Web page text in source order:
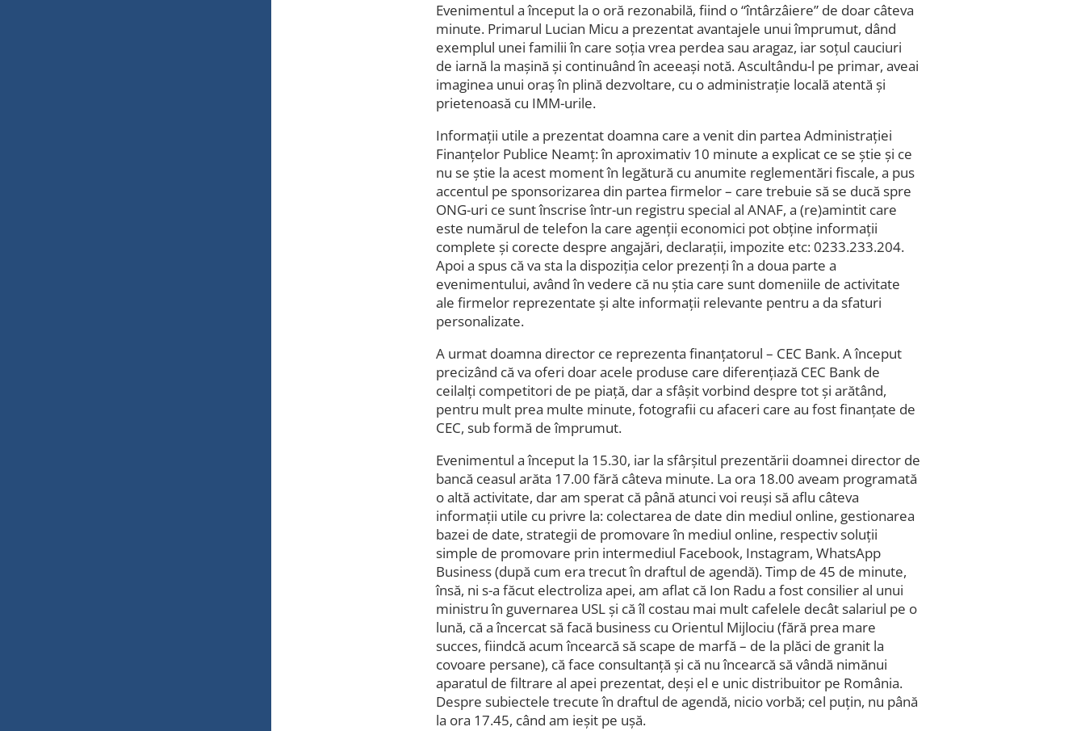
Evenimentul a început la o oră rezonabilă, fiind o “întârzâiere” de doar câteva
minute. Primarul Lucian Micu a prezentat avantajele unui împrumut, dând
exemplul unei familii în care soția vrea perdea sau aragaz, iar soțul cauciuri
de iarnă la mașină și continuând în aceeași notă. Ascultându-l pe primar, aveai
imaginea unui oraș în plină dezvoltare, cu o administrație locală atentă și
prietenoasă cu IMM-urile.
Informații utile a prezentat doamna care a venit din partea Administrației
Finanțelor Publice Neamț: în aproximativ 10 minute a explicat ce se știe și ce
nu se știe la acest moment în legătură cu anumite reglementări fiscale, a pus
accentul pe sponsorizarea din partea firmelor – care trebuie să se ducă spre
ONG-uri ce sunt înscrise într-un registru special al ANAF, a (re)amintit care
este numărul de telefon la care agenții economici pot obține informații
complete și corecte despre angajări, declarații, impozite etc: 0233.233.204.
Apoi a spus că va sta la dispoziția celor prezenți în a doua parte a
evenimentului, având în vedere că nu știa care sunt domeniile de activitate
ale firmelor reprezentate și alte informații relevante pentru a da sfaturi
personalizate.
A urmat doamna director ce reprezenta finanțatorul – CEC Bank. A început
precizând că va oferi doar acele produse care diferențiază CEC Bank de
ceilalți competitori de pe piață, dar a sfâșit vorbind despre tot și arătând,
pentru mult prea multe minute, fotografii cu afaceri care au fost finanțate de
CEC, sub formă de împrumut.
Evenimentul a început la 15.30, iar la sfârșitul prezentării doamnei director de
bancă ceasul arăta 17.00 fără câteva minute. La ora 18.00 aveam programată
o altă activitate, dar am sperat că până atunci voi reuși să aflu câteva
informații utile cu privre la: colectarea de date din mediul online, gestionarea
bazei de date, strategii de promovare în mediul online, respectiv soluții
simple de promovare prin intermediul Facebook, Instagram, WhatsApp
Business (după cum era trecut în draftul de agendă). Timp de 45 de minute,
însă, ni s-a făcut electroliza apei, am aflat că Ion Radu a fost consilier al unui
ministru în guvernarea USL și că îl costau mai mult cafelele decât salariul pe o
lună, că a încercat să facă business cu Orientul Mijlociu (fără prea mare
succes, fiindcă acum încearcă să scape de marfă – de la plăci de granit la
covoare persane), că face consultanță și că nu încearcă să vândă nimănui
aparatul de filtrare al apei prezentat, deși el e unic distribuitor pe România.
Despre subiectele trecute în draftul de agendă, nicio vorbă; cel puțin, nu până
la ora 17.45, când am ieșit pe ușă.